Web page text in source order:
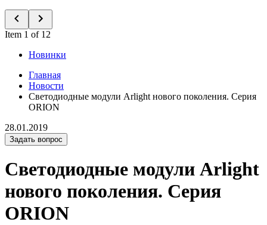
Item 1 of 12
Новинки
Главная
Новости
Светодиодные модули Arlight нового поколения. Серия
ORION
28.01.2019
Задать вопрос
Светодиодные модули Arlight
нового поколения. Серия
ORION